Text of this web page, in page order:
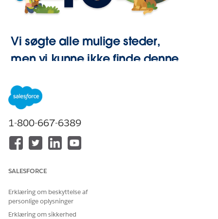
Vi søgte alle mulige steder,
men vi kunne ikke finde denne
1-800-667-6389
SALESFORCE
Erklæring om beskyttelse af
personlige oplysninger
Erklæring om sikkerhed